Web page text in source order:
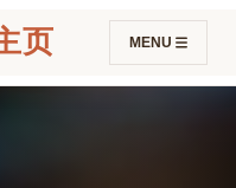
页 MENU